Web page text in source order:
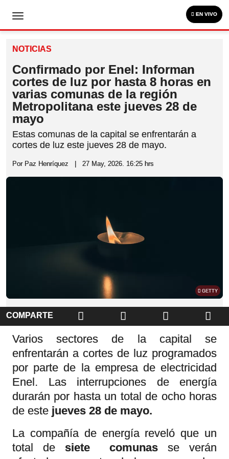
EN VIVO
NOTICIAS
Confirmado por Enel: Informan
cortes de luz por hasta 8 horas
en varias comunas de la región
Metropolitana este jueves 28 de
mayo
Estas comunas de la capital se enfrentarán a
cortes de luz este jueves 28 de mayo.
Por Paz Henríquez 27 May, 2026. 16:25 hrs
GETTY
COMPARTE
Varios sectores de la capital se
enfrentarán a cortes de luz
programados por parte de la empresa de
electricidad Enel. Las interrupciones de
energía durarán por hasta un total de
ocho horas de estejueves 28 de mayo.
La compañía de energía reveló que un
total desiete comunas
se verán